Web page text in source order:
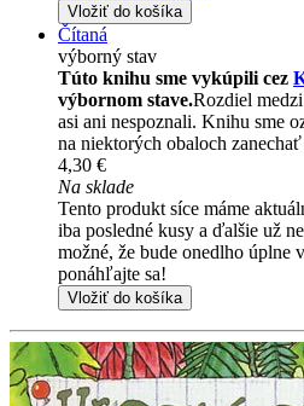
Vložiť do košíka
Čítaná
výborný stav
Túto knihu sme vykúpili cez
výbornom stave.Rozdiel
asi ani nespoznali. Knihu sme
na niektorých obaloch zanechať
4,30 €
Na sklade
Tento produkt síce máme
iba posledné kusy a ďalšie už
možné, že bude onedlho úplne
ponáhľajte sa!
Vložiť do košíka